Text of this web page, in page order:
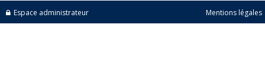
Espace administrateur Mentions légales